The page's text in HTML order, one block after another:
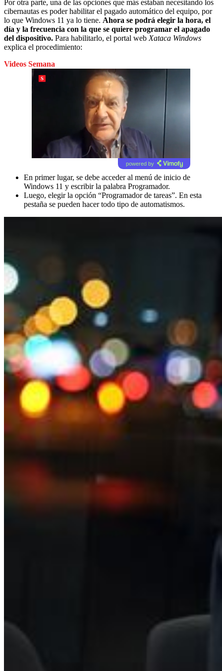
Por otra parte, una de las opciones que más estaban necesitando los
cibernautas es poder habilitar el pagado automático del equipo, por
lo que Windows 11 ya lo tiene. Ahora se podrá elegir la hora, el
día y la frecuencia con la que se quiere programar el apagado
del dispositivo. Para habilitarlo, el portal web Xataca Windows
explica el procedimiento:
Videos Semana
powered by
En primer lugar, se debe acceder al menú de inicio de
Windows 11 y escribir la palabra Programador.
Luego, elegir la opción “Programador de tareas”. En esta
pestaña se pueden hacer todo tipo de automatismos.